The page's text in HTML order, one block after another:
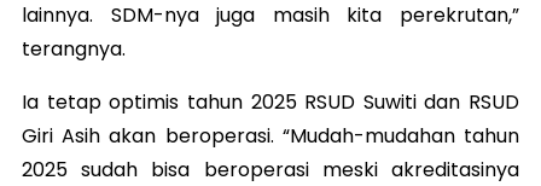
lainnya. SDM-nya juga masih kita perekrutan,”
terangnya.
Ia tetap optimis tahun 2025 RSUD Suwiti dan RSUD
Giri Asih akan beroperasi. “Mudah-mudahan tahun
2025 sudah bisa beroperasi meski akreditasinya